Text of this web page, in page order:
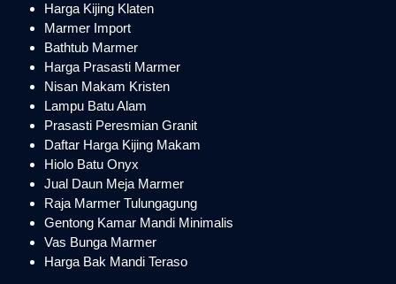
Harga Kijing Klaten
Marmer Import
Bathtub Marmer
Harga Prasasti Marmer
Nisan Makam Kristen
Lampu Batu Alam
Prasasti Peresmian Granit
Daftar Harga Kijing Makam
Hiolo Batu Onyx
Jual Daun Meja Marmer
Raja Marmer Tulungagung
Gentong Kamar Mandi Minimalis
Vas Bunga Marmer
Harga Bak Mandi Teraso